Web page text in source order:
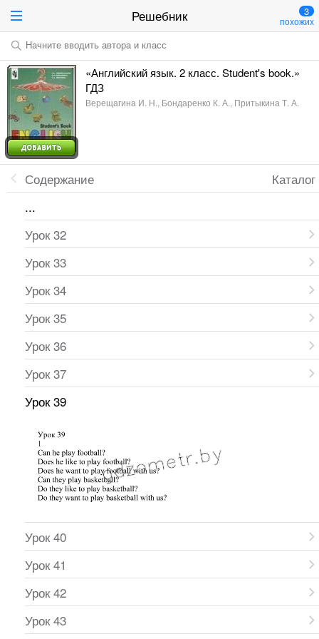
Решебник 3
похожих
Начните вводить автора и класс
«Английский язык. 2 класс. Student's book.»
ГДЗ
Верещагина И. Н., Бондаренко К. А., Притыкина Т. А.
Каталог
Содержание
...
Урок 32
Урок 33
Урок 34
Урок 35
Урок 36
Урок 37
Урок 39
Урок 40
Урок 41
Урок 42
Урок 43